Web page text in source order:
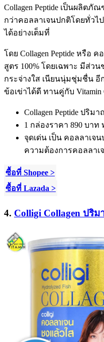
Collagen Peptide เป็นผลิตภัณ
กว่าคอลลาเจนปกติโดยทั่วไ
ได้อย่างเต็มที่
โดย Collagen Peptide หรือ ค
สูตร 100% โดยเฉพาะ มีส่วน
กระจ่างใส เนียนนุ่มชุ่มชื่น อี
ข้อเข่าได้ดี ทานคู่กับ Vitamin
Collagen Peptide ปริมา
1 กล่องราคา 890 บาท
จุดเด่น เป็น คอลลาเจ
ความต้องการคอลลาเ
ซื้อที่ Shopee >
ซื้อที่ Lazada >
4. Colligi Collagen ปริม